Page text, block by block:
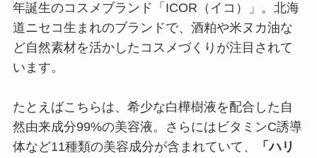
年誕生のコスメブランド「ICOR（イコ）」。北海
道ニセコ生まれのブランドで、酒粕や米ヌカ油な
ど自然素材を活かしたコスメづくりが注目されて
います。
たとえばこちらは、希少な白樺樹液を配合した自
然由来成分99%の美容液。さらにはビタミンC誘導
体など11種類の美容成分が含まれていて、
「ハリ